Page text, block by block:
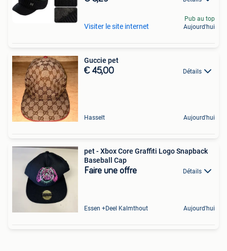
Visiter le site internet
Pub au top
Aujourd'hui
Guccie pet
€ 45,00 Détails
Hasselt Aujourd'hui
pet - Xbox Core Graffiti Logo Snapback
Baseball Cap
Faire une offre Détails
Essen +Deel Kalmthout Aujourd'hui